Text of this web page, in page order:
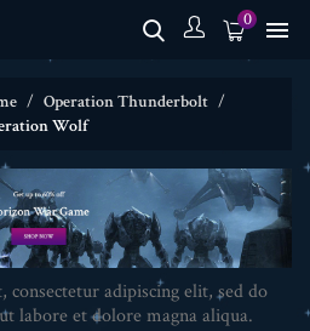
0 
Operation Thunderbolt
Wolf
adipiscing elit, sed do
labore et dolore magna aliqua.